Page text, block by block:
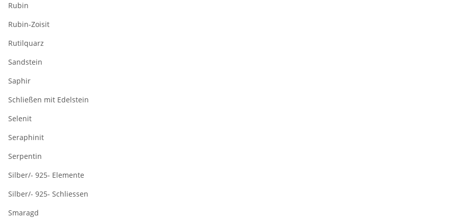
Rubin
Rubin-Zoisit
Rutilquarz
Sandstein
Saphir
Schließen mit Edelstein
Selenit
Seraphinit
Serpentin
Silber/- 925- Elemente
Silber/- 925- Schliessen
Smaragd